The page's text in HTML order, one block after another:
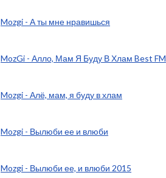
Mozgi - А ты мне нравишься
MozGi - Алло, Мам Я Буду В Хлам Best FM
Mozgi - Алё, мам, я буду в хлам
Mozgi - Вылюби ее и влюби
Mozgi - Вылюби ее, и влюби 2015